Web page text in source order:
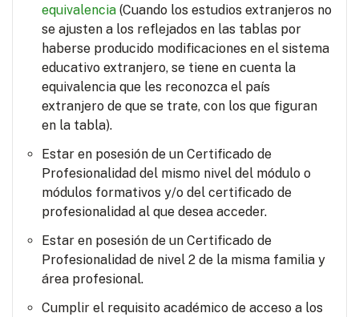
equivalencia (Cuando los estudios extranjeros no
se ajusten a los reflejados en las tablas por
haberse producido modificaciones en el sistema
educativo extranjero, se tiene en cuenta la
equivalencia que les reconozca el país
extranjero de que se trate, con los que figuran
en la tabla).
Estar en posesión de un Certificado de
Profesionalidad del mismo nivel del módulo o
módulos formativos y/o del certificado de
profesionalidad al que desea acceder.
Estar en posesión de un Certificado de
Profesionalidad de nivel 2 de la misma familia y
área profesional.
Cumplir el requisito académico de acceso a los